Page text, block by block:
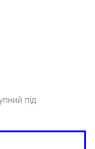
під